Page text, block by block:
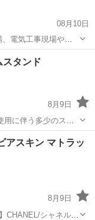
08月10日
、電気工事現場や、
ト会場等でのお仕事
うに誘導・案内をお
スタンド
8月9日
詳細は現地でご確認
います ※中古品のた
アスキン マトラッ
8月9日